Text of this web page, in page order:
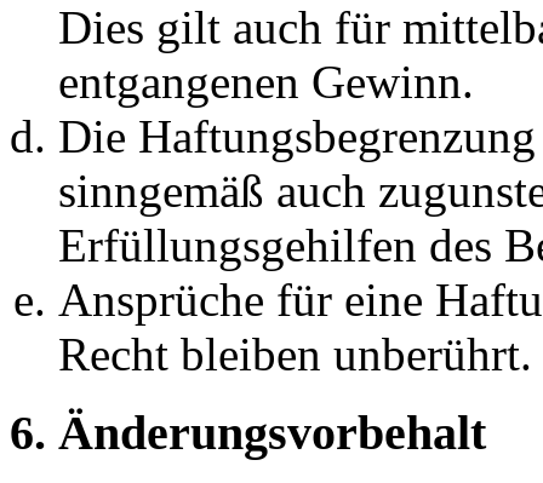
Dies gilt auch für
entgangenen Gewinn.
Die
sinngemäß auch
Erfüllungsgehilfen des
Ansprüche für eine
Recht bleiben unberührt.
6. Änderungsvorbehalt